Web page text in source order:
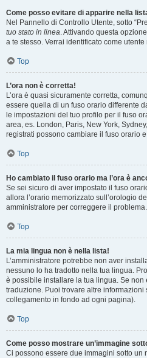
Come posso evitare di apparire nella
Nel Pannello di Controllo Utente, sotto
tuo stato in linea. Attivando questa
a te stesso. Verrai identificato come utente
Top
L’ora non è corretta!
L’ora è quasi sicuramente corretta,
essere quella di un fuso orario differente
le impostazioni del tuo profilo per il fuso
area, es. London, Paris, New York,
registrati possono cambiare il fuso orario
Top
Ho cambiato il fuso orario ma l’ora è
Se sei sicuro di aver impostato il fuso
allora l’orario memorizzato sull’orologio
amministratore per correggere il problema.
Top
La mia lingua non è nella lista!
L’amministratore potrebbe non aver
nessuno lo ha tradotto nella tua lingua.
è possibile installare la tua lingua. Se non
traduzione. Puoi trovare altre informazioni
collegamento in fondo ad ogni pagina).
Top
Come posso mostrare un’immagine
Ci possono essere due immagini sotto un